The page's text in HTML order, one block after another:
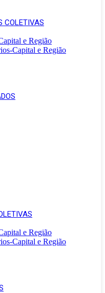
COLETIVAS
e Região
Capital e Região
e Região
Capital e Região